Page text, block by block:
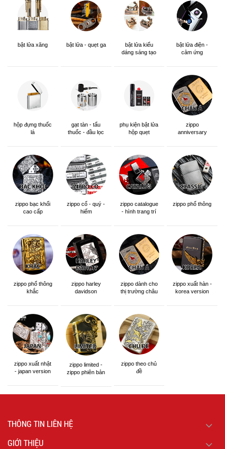
bật lửa xăng bật lửa - quẹt ga
bật lửa kiểu
dáng sáng tạo
bật lửa điện -
cảm ứng
hộp đựng thuốc
lá
gạt tàn - tẩu
thuốc - đầu lọc
phụ kiện bật lửa
hộp quẹt
zippo
anniversary
zippo bạc khối
cao cấp
zippo cổ - quý -
hiếm
zippo catalogue
- hình trang trí
zippo phổ thông
zippo phổ thông
khắc
zippo harley
davidson
zippo dành cho
thị trường châu
zippo xuất hàn -
korea version
zippo xuất nhật
- japan version
zippo limited -
zippo phiên bản
zippo theo chủ
đề
THÔNG TIN LIÊN HỆ
GIỚI THIỆU